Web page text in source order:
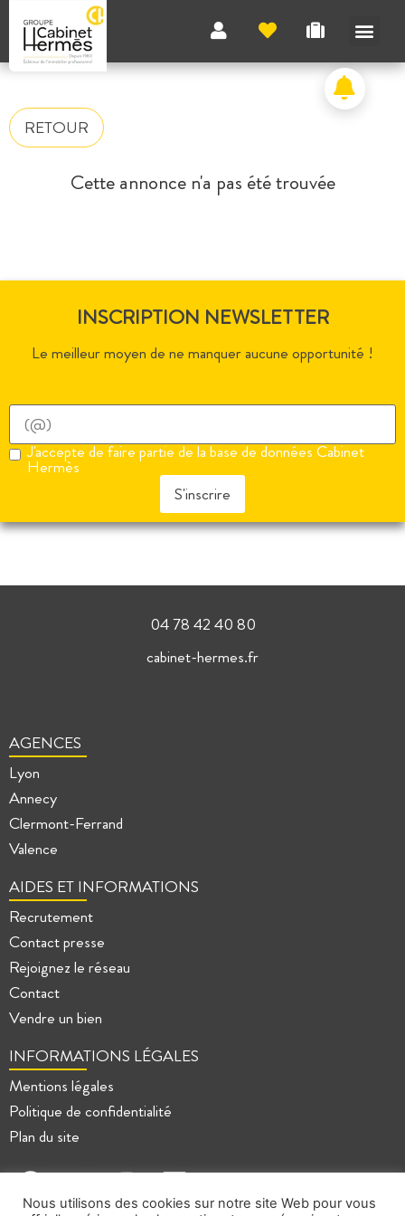
RETOUR
Cette annonce n'a pas été trouvée
INSCRIPTION NEWSLETTER
Le meilleur moyen de ne manquer aucune opportunité !
J'accepte de faire partie de la base de données Cabinet
Hermès
S'inscrire
04 78 42 40 80
cabinet-hermes.fr
AGENCES
Lyon
Annecy
Clermont-Ferrand
Valence
AIDES ET INFORMATIONS
Recrutement
Contact presse
Rejoignez le réseau
Contact
Vendre un bien
INFORMATIONS LÉGALES
Mentions légales
Politique de confidentialité
Plan du site
Nous utilisons des cookies sur notre site Web pour vous